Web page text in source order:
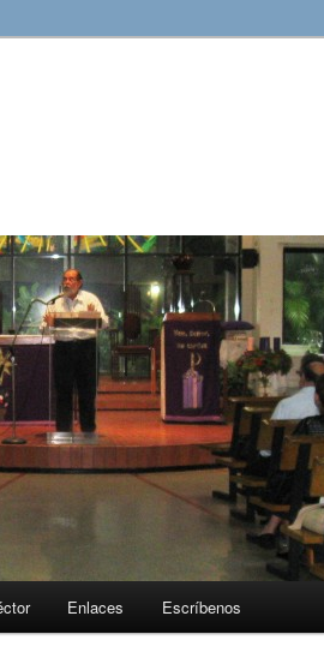
Enlaces Escríbenos